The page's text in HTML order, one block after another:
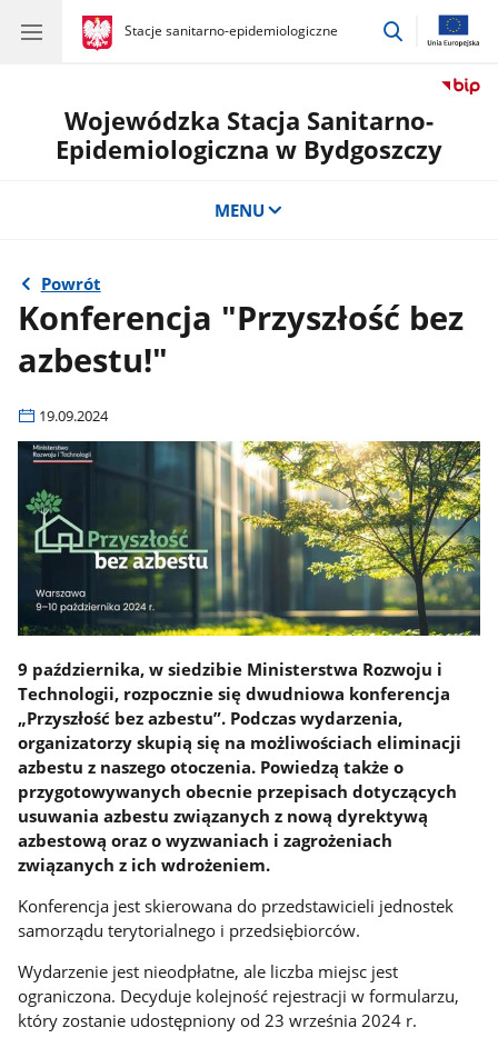
gov.pl
Stacje sanitarno-epidemiologiczne
gov.pl
Stacje
przejdź
Wojewódzka Stacja Sanitarno-
Epidemiologiczna w Bydgoszczy
MENU
Powrót
Konferencja "Przyszłość bez
azbestu!"
19.09.2024
9 października, w siedzibie Ministerstwa Rozwoju i
Technologii, rozpocznie się dwudniowa konferencja
„Przyszłość bez azbestu”. Podczas wydarzenia,
organizatorzy skupią się na możliwościach eliminacji
azbestu z naszego otoczenia. Powiedzą także o
przygotowywanych obecnie przepisach dotyczących
usuwania azbestu związanych z nową dyrektywą
azbestową oraz o wyzwaniach i zagrożeniach
związanych z ich wdrożeniem.
Konferencja jest skierowana do przedstawicieli jednostek
samorządu terytorialnego i przedsiębiorców.
Wydarzenie jest nieodpłatne, ale liczba miejsc jest
ograniczona. Decyduje kolejność rejestracji w formularzu,
który zostanie udostępniony od 23 września 2024 r.